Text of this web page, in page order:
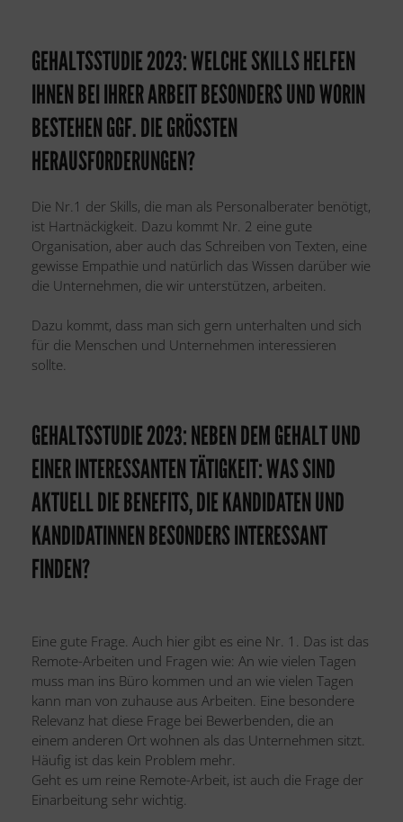
GEHALTSSTUDIE 2023: WELCHE SKILLS HELFEN
IHNEN BEI IHRER ARBEIT BESONDERS UND WORIN
BESTEHEN GGF. DIE GRÖSSTEN H
ERAUSFORDERUNGEN?
Die Nr.1 der Skills, die man als Personalberater benötigt,
ist Hartnäckigkeit. Dazu kommt Nr. 2 eine gute
Organisation, aber auch das Schreiben von Texten, eine
gewisse Empathie und natürlich das Wissen darüber wie
die Unternehmen, die wir unterstützen, arbeiten.
Dazu kommt, dass man sich gern unterhalten und sich
für die Menschen und Unternehmen interessieren
sollte.
GEHALTSSTUDIE 2023: NEBEN DEM GEHALT UND
EINER INTERESSANTEN TÄTIGKEIT: WAS SIND
AKTUELL DIE BENEFITS, DIE KANDIDATEN UND
KANDIDATINNEN BESONDERS INTERESSANT
FINDEN?
Eine gute Frage. Auch hier gibt es eine Nr. 1. Das ist das
Remote-Arbeiten und Fragen wie: An wie vielen Tagen
muss man ins Büro kommen und an wie vielen Tagen
kann man von zuhause aus Arbeiten. Eine besondere
Relevanz hat diese Frage bei Bewerbenden, die an
einem anderen Ort wohnen als das Unternehmen sitzt.
Häufig ist das kein Problem mehr.
Geht es um reine Remote-Arbeit, ist auch die Frage der
Einarbeitung sehr wichtig.